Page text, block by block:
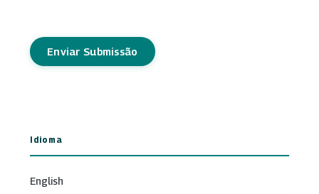
Enviar Submissão
Idioma
English